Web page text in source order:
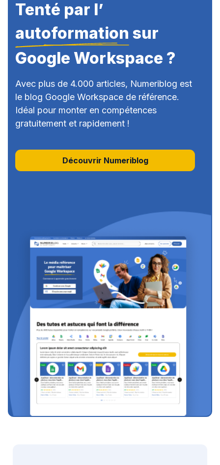
Tenté par l’
autoformation sur
Google Workspace ?
Avec plus de 4.000 articles, Numeriblog est
le blog Google Workspace de référence.
Idéal pour monter en compétences
gratuitement et rapidement !
Découvrir Numeriblog